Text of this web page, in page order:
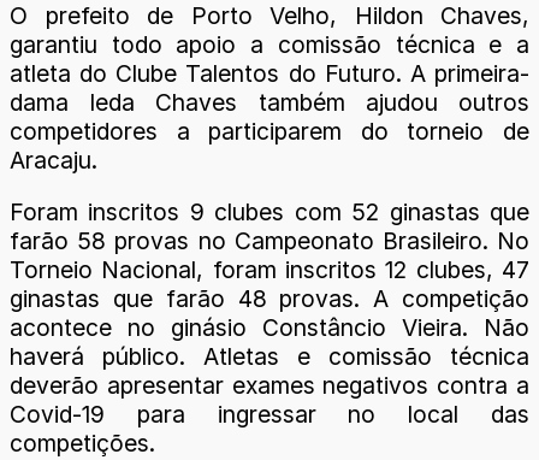
O prefeito de Porto Velho, Hildon Chaves,
garantiu todo apoio a comissão técnica e a
atleta do Clube Talentos do Futuro. A primeira-
dama Ieda Chaves também ajudou outros
competidores a participarem do torneio de
Aracaju.
Foram inscritos 9 clubes com 52 ginastas que
farão 58 provas no Campeonato Brasileiro. No
Torneio Nacional, foram inscritos 12 clubes, 47
ginastas que farão 48 provas. A competição
acontece no ginásio Constâncio Vieira. Não
haverá público. Atletas e comissão técnica
deverão apresentar exames negativos contra a
Covid-19 para ingressar no local das
competições.